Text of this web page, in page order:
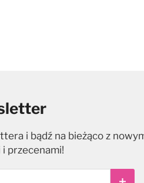
i bądź na bieżąco z
przecenami!